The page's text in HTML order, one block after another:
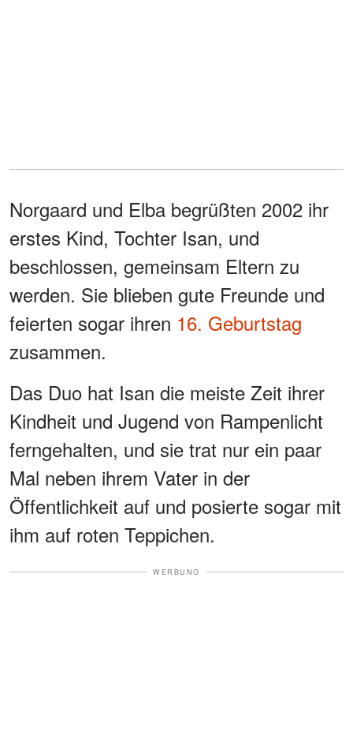
Norgaard und Elba begrüßten 2002 ihr
erstes Kind, Tochter Isan, und
beschlossen, gemeinsam Eltern zu
werden. Sie blieben gute Freunde und
feierten sogar ihren 16. Geburtstag
zusammen.
Das Duo hat Isan die meiste Zeit ihrer
Kindheit und Jugend von Rampenlicht
ferngehalten, und sie trat nur ein paar
Mal neben ihrem Vater in der
Öffentlichkeit auf und posierte sogar mit
ihm auf roten Teppichen.
WERBUNG